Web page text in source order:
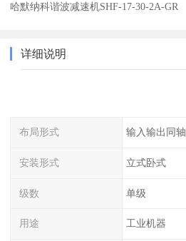
哈默纳科谐波减速机SHF-17-30-2A-GR
详细说明
布局形式 输入输出同轴
安装形式 立式卧式
级数 单级
用途 工业机器